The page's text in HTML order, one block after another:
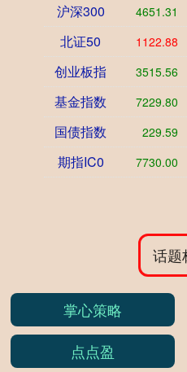
沪深300 4651.31
北证50 1122.88
创业板指 3515.56
基金指数 7229.80
国债指数 229.59
期指IC0 7730.00
话题
掌心策略
点点盈